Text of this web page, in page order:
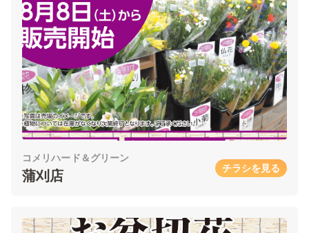
コメリハード＆グリーン
蒲刈店 チラシを見る